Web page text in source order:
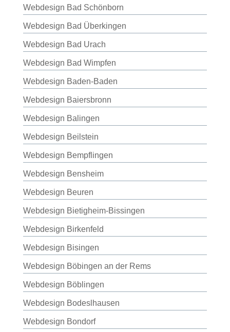
Webdesign Bad Schönborn
Webdesign Bad Überkingen
Webdesign Bad Urach
Webdesign Bad Wimpfen
Webdesign Baden-Baden
Webdesign Baiersbronn
Webdesign Balingen
Webdesign Beilstein
Webdesign Bempflingen
Webdesign Bensheim
Webdesign Beuren
Webdesign Bietigheim-Bissingen
Webdesign Birkenfeld
Webdesign Bisingen
Webdesign Böbingen an der Rems
Webdesign Böblingen
Webdesign Bodeslhausen
Webdesign Bondorf